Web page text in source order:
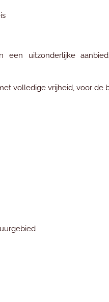
een uitzonderlijke
volledige vrijheid, voor de